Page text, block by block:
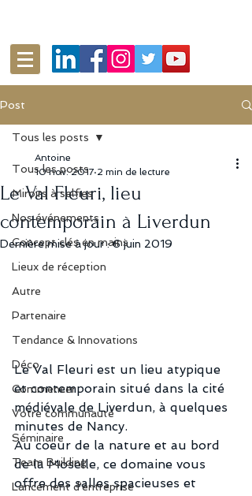
Post
Tous les posts
Miroirs à selfies
Nos événements
Concept clés en mains
Lieux de réception
Autre
Partenaire
Tendance & Innovations
Déco
Commencer
Votre communauté
Séminaire
Team Building
Lancement d'entreprise
Tous les posts
Le Val Fleuri, lieu
contemporain à Liverdun
Antoine
10 nov. 2017 2 min de lecture
Dernière mise à jour :6 juin 2019
Le Val Fleuri est un lieu atypique
et contemporain situé dans la cité
médiévale de Liverdun, à quelques
minutes de Nancy.
Au coeur de la nature et au bord
de la Moselle, ce domaine vous
offre des salles spacieuses et